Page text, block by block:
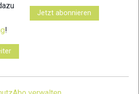
oder Profi-Sportler, wir haben
für dich! Du kannst uns jederzeit über
!
Jetzt abonnieren